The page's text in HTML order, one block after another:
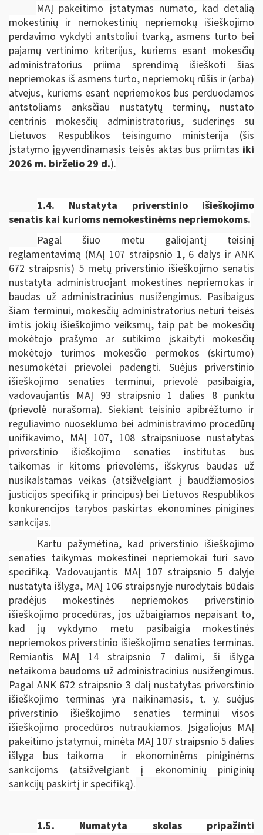
MAĮ pakeitimo įstatymas numato, kad detalią
mokestinių ir nemokestinių nepriemokų išieškojimo
perdavimo vykdyti antstoliui tvarką, asmens turto bei
pajamų vertinimo kriterijus, kuriems esant mokesčių
administratorius priima sprendimą išieškoti šias
nepriemokas iš asmens turto, nepriemokų rūšis ir (arba)
atvejus, kuriems esant nepriemokos bus perduodamos
antstoliams anksčiau nustatytų terminų, nustato
centrinis mokesčių administratorius, suderinęs su
Lietuvos Respublikos teisingumo ministerija
(šis
įstatymo įgyvendinamasis teisės aktas bus priimtas iki
2026 m. birželio 29 d.).
1.4. Nustatyta priverstinio išieškojimo
senatis kai kurioms nemokestinėms nepriemokoms.
Pagal šiuo metu galiojantį teisinį
reglamentavimą (MAĮ 107 straipsnio 1, 6 dalys ir ANK
672 straipsnis) 5 metų priverstinio išieškojimo senatis
nustatyta administruojant mokestines nepriemokas ir
baudas už administracinius nusižengimus. Pasibaigus
šiam terminui, mokesčių administratorius neturi teisės
imtis jokių išieškojimo veiksmų, taip pat be mokesčių
mokėtojo prašymo ar sutikimo įskaityti mokesčių
mokėtojo turimos mokesčio permokos (skirtumo)
nesumokėtai prievolei padengti. Suėjus priverstinio
išieškojimo senaties terminui, prievolė pasibaigia,
vadovaujantis MAĮ 93 straipsnio 1 dalies 8 punktu
(prievolė nurašoma). Siekiant teisinio apibrėžtumo ir
reguliavimo nuoseklumo bei administravimo procedūrų
unifikavimo, MAĮ 107, 108 straipsniuose nustatytas
priverstinio išieškojimo senaties institutas bus
taikomas ir kitoms prievolėms, išskyrus baudas už
nusikalstamas veikas (atsižvelgiant į baudžiamosios
justicijos specifiką ir principus) bei Lietuvos Respublikos
konkurencijos tarybos paskirtas ekonomines pinigines
sankcijas.
Kartu pažymėtina, kad priverstinio išieškojimo
senaties taikymas mokestinei nepriemokai turi savo
specifiką. Vadovaujantis MAĮ 107 straipsnio 5 dalyje
nustatyta išlyga, MAĮ 106 straipsnyje nurodytais būdais
pradėjus mokestinės nepriemokos priverstinio
išieškojimo procedūras, jos užbaigiamos nepaisant to,
kad jų vykdymo metu pasibaigia mokestinės
nepriemokos priverstinio išieškojimo senaties terminas.
Remiantis MAĮ 14 straipsnio 7 dalimi, ši išlyga
netaikoma baudoms už administracinius nusižengimus.
Pagal ANK 672 straipsnio 3 dalį nustatytas priverstinio
išieškojimo terminas yra naikinamasis, t. y. suėjus
priverstinio išieškojimo senaties terminui visos
išieškojimo procedūros nutraukiamos. Įsigaliojus MAĮ
pakeitimo įstatymui, minėta MAĮ 107 straipsnio 5 dalies
išlyga bus taikoma ir ekonominėms piniginėms
sankcijoms (atsižvelgiant į ekonominių piniginių
sankcijų paskirtį ir specifiką).
1.5.
Numatyta skolas pripažinti